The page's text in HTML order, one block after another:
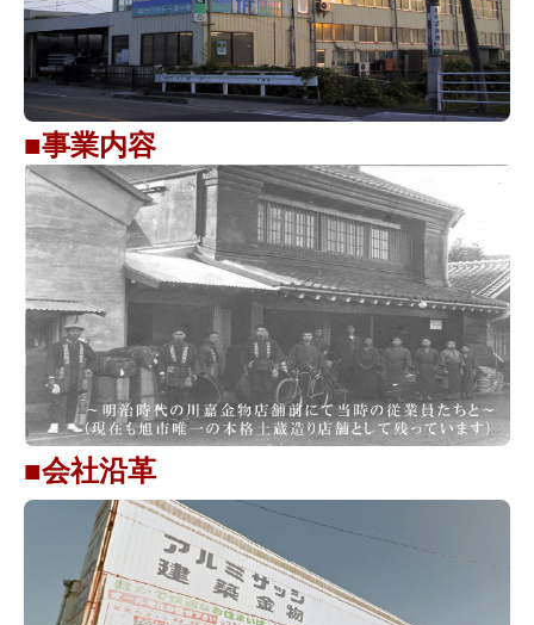
サッシ 玄関リフォーム
水廻りリフォーム
外構 エクステリア リフォーム
太陽光発電システム工事
オール電化工事
屋根工事 外壁工事
各種リフォーム案内
今月の特選チラシ
店内最新情報
話題のおすすめ商品
金物建材部
家庭用品部
■事業内容
■会社沿革